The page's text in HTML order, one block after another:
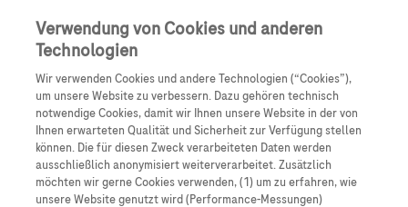
Anmelden
Expertendialoge
Verwendung von Cookies und anderen
Technologien
Wir verwenden Cookies und andere Technologien (“Cookies”),
um unsere Website zu verbessern. Dazu gehören technisch
notwendige Cookies, damit wir Ihnen unsere Website in der von
Ihnen erwarteten Qualität und Sicherheit zur Verfügung stellen
können. Die für diesen Zweck verarbeiteten Daten werden
ausschließlich anonymisiert weiterverarbeitet. Zusätzlich
möchten wir gerne Cookies verwenden, (1) um zu erfahren, wie
unsere Website genutzt wird (Performance-Messungen)